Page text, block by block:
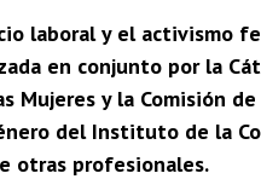
laboral y el activismo
en conjunto por la
Mujeres y la Comisión
del Instituto de la
otras profesionales.